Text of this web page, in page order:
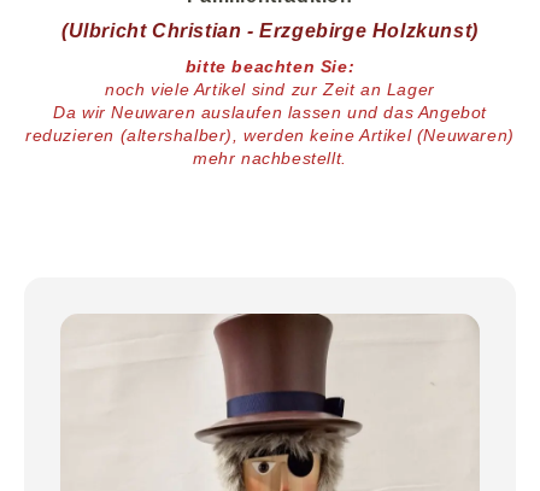
(Ulbricht Christian - Erzgebirge Holzkunst)
bitte beachten Sie:
noch viele Artikel sind zur Zeit an Lager
Da wir Neuwaren auslaufen lassen und das Angebot
reduzieren (altershalber),werden keine Artikel (Neuwaren)
mehr nachbestellt.